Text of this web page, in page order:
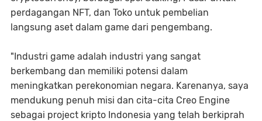
perdagangan NFT, dan Toko untuk pembelian
langsung aset dalam game dari pengembang.
"Industri game adalah industri yang sangat
berkembang dan memiliki potensi dalam
meningkatkan perekonomian negara. Karenanya, saya
mendukung penuh misi dan cita-cita Creo Engine
sebagai project kripto Indonesia yang telah berkiprah